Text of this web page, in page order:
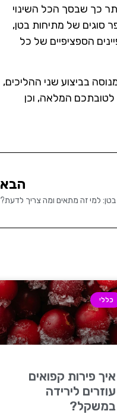
כך שבסך הכל השינוי
סוגים של מתיחות בטן,
הספציפיים של כל
בביצוע שני ההליכים,
לטובתכם המלאה, וכן
הבא
למי זה מתאים ומה צריך לדעת?
כללי
איך פירות קפואים
עוזרים לירידה
במשקל?